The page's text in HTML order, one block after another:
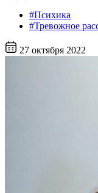
#Психика
#Тревожное
27 октября 2022